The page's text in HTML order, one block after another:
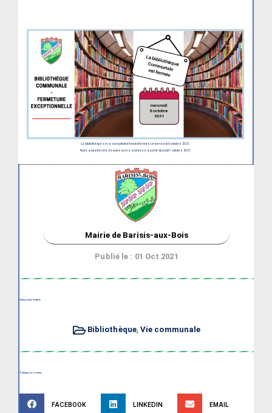
Mairie de Barisis-aux-Bois
Publié le : 01 Oct 2021
Catégorie(s) d'article
Bibliothèque, Vie communale
Partagez ce contenu
FACEBOOK LINKEDIN EMAIL
La bibliothèque sera exceptionnellement fermée ce mercredi 6 octobre 2021.
Nous accueillerons de nouveau les scolaires à partir du jeudi 7 octobre 2021.